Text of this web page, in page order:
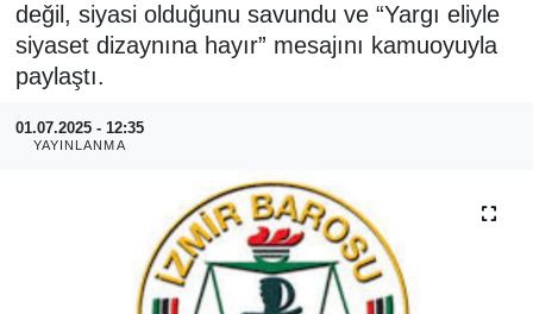
değil, siyasi olduğunu savundu ve “Yargı eliyle
siyaset dizaynına hayır” mesajını kamuoyuyla
paylaştı.
01.07.2025 - 12:35
YAYINLANMA